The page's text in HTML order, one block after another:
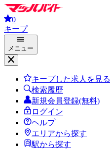
0
キープ
メニュー
キープした求人を見る
検索履歴
新規会員登録(無料)
ログイン
ヘルプ
エリアから探す
駅から探す